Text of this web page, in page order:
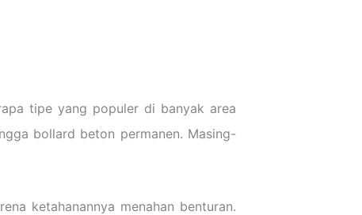
tipe yang populer di banyak area
bollard beton permanen. Masing-
ketahanannya menahan benturan.